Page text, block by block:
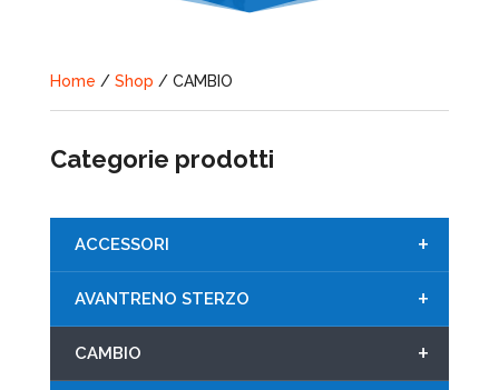
Home / Shop / CAMBIO
Categorie prodotti
+
ACCESSORI
+
AVANTRENO STERZO
+
CAMBIO